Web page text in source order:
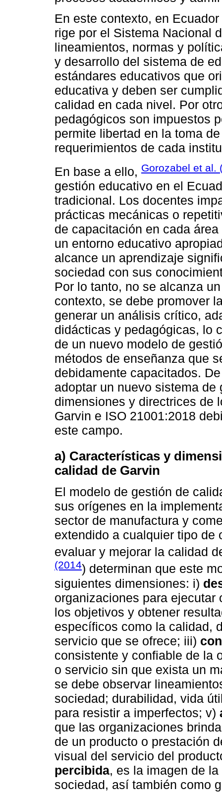
En este contexto, en
rige por el Sistema Nacional
lineamientos, normas y
y desarrollo del sistema de
estándares educativos que
educativa y deben ser
calidad en cada nivel. Por
pedagógicos son impuestos
permite libertad en la toma
requerimientos de cada
En base a ello, Gorozabel et al.
gestión educativo en el
tradicional. Los docentes
prácticas mecánicas o
de capacitación en cada
un entorno educativo
alcance un aprendizaje
sociedad con sus
Por lo tanto, no se alcanza
contexto, se debe promover
generar un análisis crítico,
didácticas y pedagógicas, lo
de un nuevo modelo de
métodos de enseñanza que
debidamente capacitados.
adoptar un nuevo sistema
dimensiones y directrices de
Garvin e ISO 21001:2018
este campo.
a) Características y
calidad de Garvin
El modelo de gestión de
sus orígenes en la
sector de manufactura y
extendido a cualquier tipo de
evaluar y mejorar la calidad
(2014) determinan que este
siguientes dimensiones: i)
organizaciones para
los objetivos y obtener
específicos como la calidad,
servicio que se ofrece; iii)
consistente y confiable de la
o servicio sin que exista un
se debe observar
sociedad; durabilidad, vida
para resistir a imperfectos; v)
que las organizaciones
de un producto o prestación
visual del servicio del
percibida, es la imagen de
sociedad, así también como